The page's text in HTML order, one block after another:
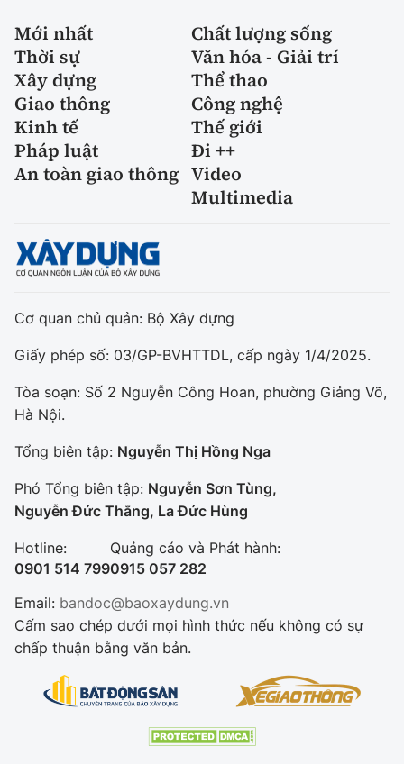
Mới nhất
Chất lượng sống
Thời sự
Văn hóa - Giải trí
Xây dựng
Thể thao
Giao thông
Công nghệ
Kinh tế
Thế giới
Pháp luật
Đi ++
An toàn giao thông Video
Multimedia
Cơ quan chủ quản: Bộ Xây dựng
Giấy phép số: 03/GP-BVHTTDL, cấp ngày 1/4/2025.
Tòa soạn: Số 2 Nguyễn Công Hoan, phường Giảng Võ,
Hà Nội.
Tổng biên tập: Nguyễn Thị Hồng Nga
Phó Tổng biên tập: Nguyễn Sơn Tùng,
Nguyễn Đức Thắng, La Đức Hùng
Hotline:
0901 514 799
Quảng cáo và Phát hành:
0915 057 282
Email: bandoc@baoxaydung.vn
Cấm sao chép dưới mọi hình thức nếu không có sự
chấp thuận bằng văn bản.